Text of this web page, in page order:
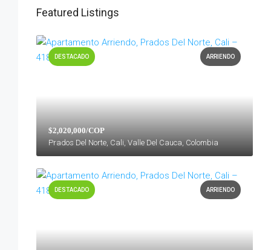
Featured Listings
ARRIENDO
DESTACADO
$2,020,000/COP
Prados Del Norte, Cali, Valle Del Cauca, Colombia
ARRIENDO
DESTACADO